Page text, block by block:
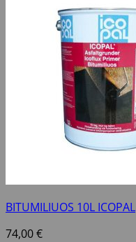
BITUMILIUOS 10L ICOPAL
74,00€